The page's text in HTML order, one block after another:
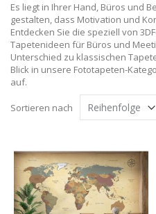
Es liegt in Ihrer Hand, Büros und
gestalten, dass Motivation und
Entdecken Sie die speziell von
Tapetenideen für Büros und
Unterschied zu klassischen
Blick in unsere Fototapeten-
auf.
Sortieren nach